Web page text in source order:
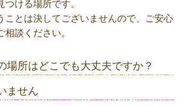
つける場所です。
ことは決してございませんので、ご安心
談ください。
場所はどこでも大丈夫ですか？
ません